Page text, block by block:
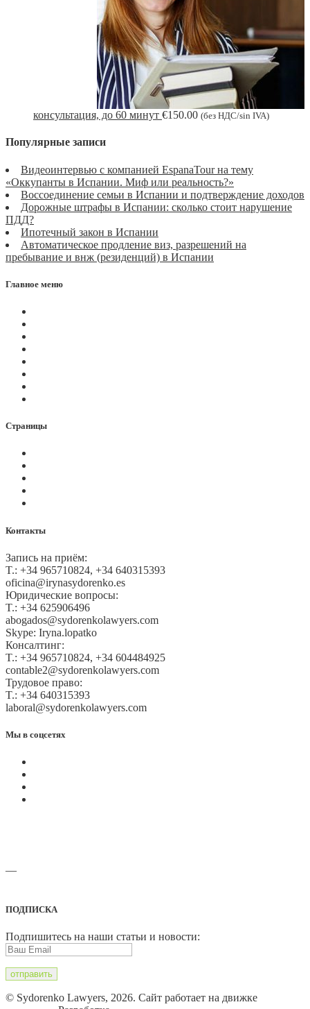
консультация, до 60 минут €150.00 (без НДС/sin IVA)
Популярные записи
Видеоинтервью с компанией EspanaTour на тему
«Оккупанты в Испании. Миф или реальность?»
Воссоединение семьи в Испании и подтверждение доходов
Дорожные штрафы в Испании: сколько стоит нарушение
ПДД?
Ипотечный закон в Испании
Автоматическое продление виз, разрешений на
пребывание и внж (резиденций) в Испании
Главное меню
Страницы
Контакты
Запись на приём:
T.: +34 965710824, +34 640315393
oficina@irynasydorenko.es
Юридические вопросы:
T.: +34 625906496
abogados@sydorenkolawyers.com
Skype: Iryna.lopatko
Консалтинг:
T.: +34 965710824, +34 604484925
contable2@sydorenkolawyers.com
Трудовое право:
T.: +34 640315393
laboral@sydorenkolawyers.com
Мы в соцсетях
—
ПОДПИСКА
Подпишитесь на наши статьи и новости:
© Sydorenko Lawyers, 2026. Сайт работает на движке